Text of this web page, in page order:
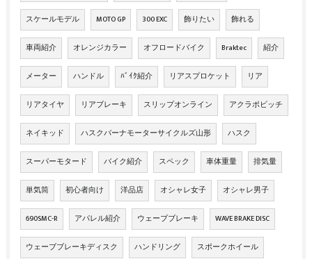
スケールモデル MOTO GP 300 EXC 飾りたい 飾れる
車両紹介 オレンジカラー オフロードバイク Braktec 紹介
メーター ハンドル ﾊﾞｲｸ紹介 リアスプロケット リア
リアタイヤ リアブレーキ スリップオンライン アクラポビッチ
ネイキッド ハスクバーナモーターサイクルズ山形 ハスク
スーパーモタード バイク紹介 スペック 車体重量 排気量
単気筒 初心者向け 洋品店 オシャレ女子 オシャレ男子
690SMC-R アパレル紹介 ウェーブブレーキ WAVE BRAKE DISC
ウェーブブレーキディスク ハンドリング スポークホイール